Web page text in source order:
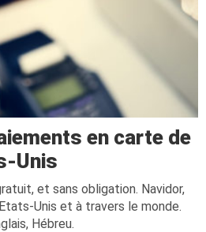
en carte de
Unis
et sans obligation. Navidor,
Unis et à travers le monde.
Hébreu.